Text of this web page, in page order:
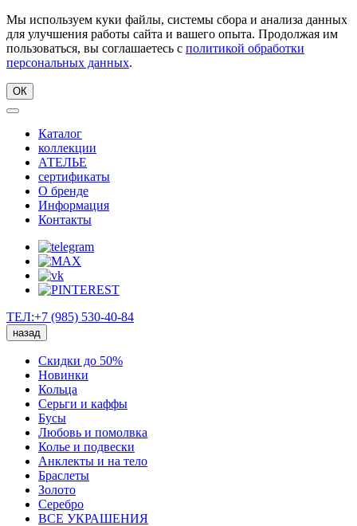
Мы используем куки файлы, системы сбора и анализа данных
для улучшения работы сайта и вашего опыта. Продолжая им
пользоваться, вы соглашаетесь с политикой обработки
персональных данных.
ОК
Каталог
коллекции
АТЕЛЬЕ
сертификаты
О бренде
Информация
Контакты
ТЕЛ:+7 (985) 530-40-84
назад
Скидки до 50%
Новинки
Кольца
Серьги и каффы
Бусы
Любовь и помолвка
Колье и подвески
Анклекты и на тело
Браслеты
Золото
Серебро
ВСЕ УКРАШЕНИЯ